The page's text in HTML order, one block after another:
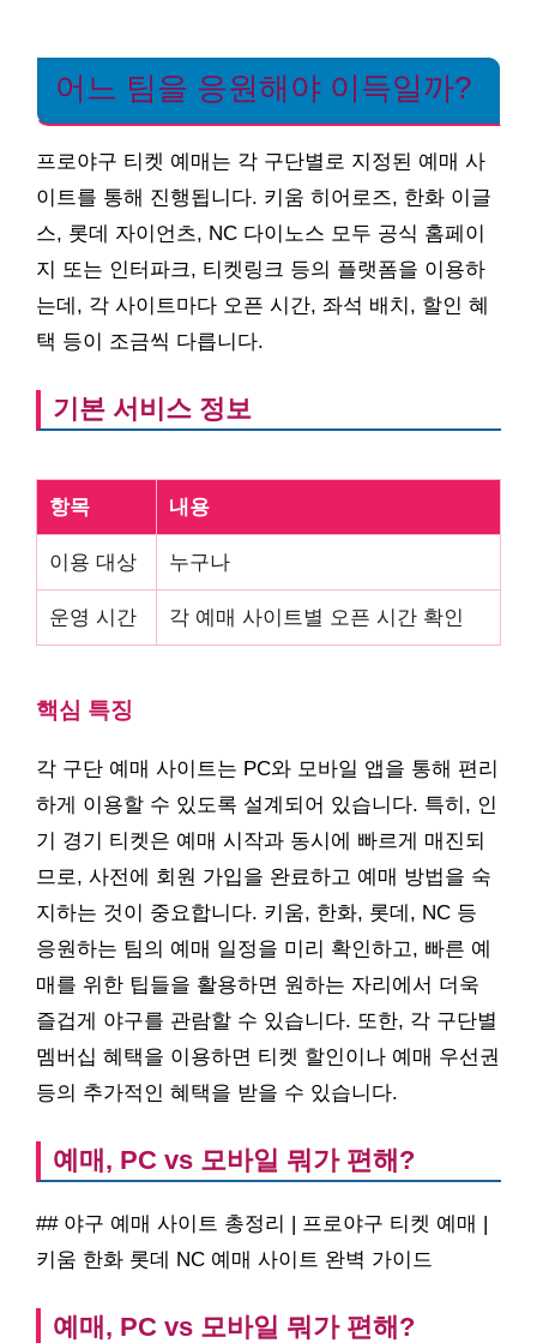
어느 팀을 응원해야 이득일까?
프로야구 티켓 예매는 각 구단별로 지정된 예매 사
이트를 통해 진행됩니다. 키움 히어로즈, 한화 이글
스, 롯데 자이언츠, NC 다이노스 모두 공식 홈페이
지 또는 인터파크, 티켓링크 등의 플랫폼을 이용하
는데, 각 사이트마다 오픈 시간, 좌석 배치, 할인 혜
택 등이 조금씩 다릅니다.
기본 서비스 정보
항목 내용
이용 대상 누구나
운영 시간 각 예매 사이트별 오픈 시간 확인
핵심 특징
각 구단 예매 사이트는 PC와 모바일 앱을 통해 편리
하게 이용할 수 있도록 설계되어 있습니다. 특히, 인
기 경기 티켓은 예매 시작과 동시에 빠르게 매진되
므로, 사전에 회원 가입을 완료하고 예매 방법을 숙
지하는 것이 중요합니다. 키움, 한화, 롯데, NC 등
응원하는 팀의 예매 일정을 미리 확인하고, 빠른 예
매를 위한 팁들을 활용하면 원하는 자리에서 더욱
즐겁게 야구를 관람할 수 있습니다. 또한, 각 구단별
멤버십 혜택을 이용하면 티켓 할인이나 예매 우선권
등의 추가적인 혜택을 받을 수 있습니다.
예매, PC vs 모바일 뭐가 편해?
## 야구 예매 사이트 총정리 | 프로야구 티켓 예매 |
키움 한화 롯데 NC 예매 사이트 완벽 가이드
예매, PC vs 모바일 뭐가 편해?